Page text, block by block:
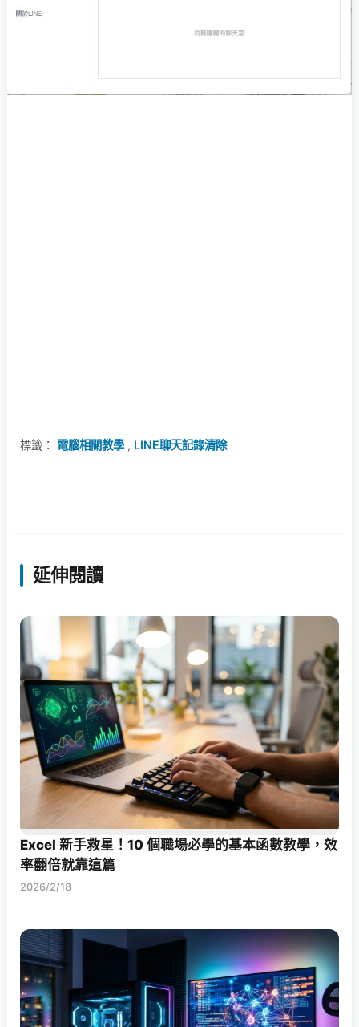
標籤： 電腦相關教學, LINE聊天記錄清除
延伸閱讀
Excel 新手救星！10 個職場必學的基本函數教學，效
率翻倍就靠這篇
2026/2/18